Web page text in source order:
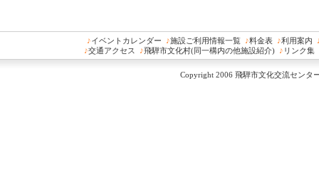
♪イベントカレンダー ♪施設ご利用情報一覧 ♪料金表 ♪利用案内
♪交通アクセス ♪飛騨市文化村(同一構内の他施設紹介) ♪ リンク集
Copyright 2006 飛騨市文化交流センタ